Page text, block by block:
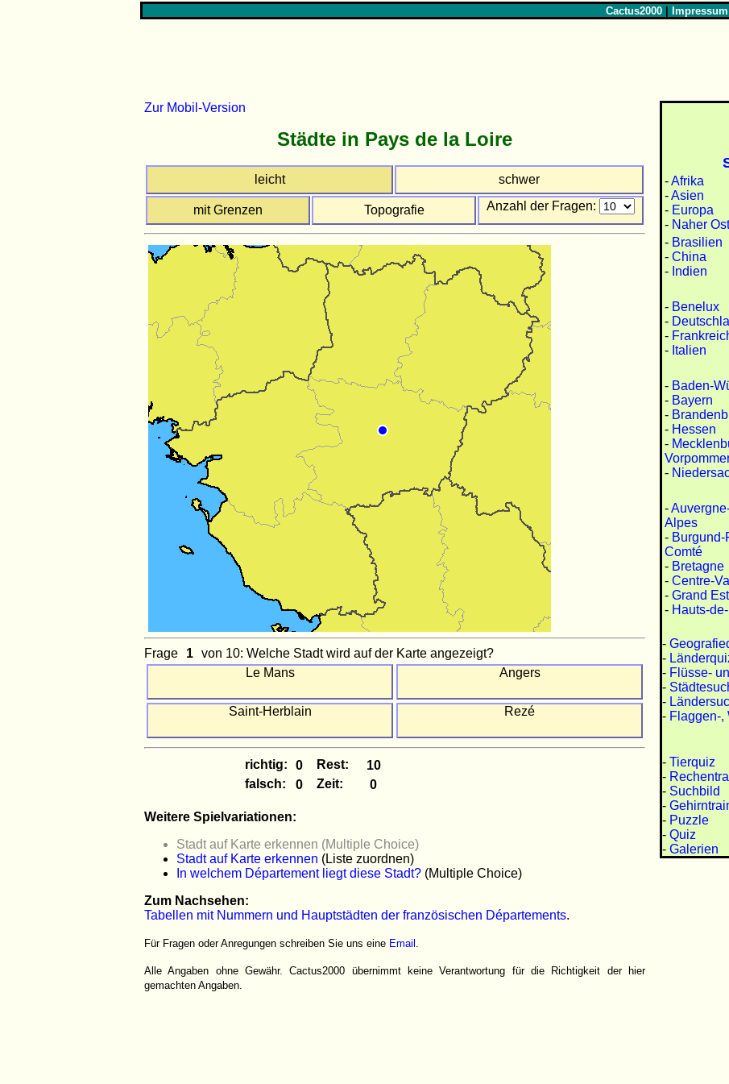
Cactus2000 |Impressum
Zur Mobil-Version
Städte in Pays de la Loire
leicht schwer
mit Grenzen Topografie Anzahl der Fragen:
Frage
von 10: Welche Stadt wird auf der Karte angezeigt?
Le Mans
Angers
Saint-Herblain Rezé
richtig:
Rest:
falsch:
Zeit:
Weitere Spielvariationen:
Stadt auf Karte erkennen (Multiple Choice)
Stadt auf Karte erkennen (Liste zuordnen)
In welchem Département liegt diese Stadt? (Multiple Choice)
Zum Nachsehen:
Tabellen mit Nummern und Hauptstädten der französischen Départements.
Für Fragen oder Anregungen schreiben Sie uns eine Email .
Alle Angaben ohne Gewähr. Cactus2000 übernimmt keine Verantwortung für die Richtigkeit der hier
gemachten Angaben.
-Afrika
-Asien
- Europa
- Naher
- Brasilien
- China
- Indien
- Benelux
-
-
- Italien
- Baden-
- Bayern
-
- Hessen
-
-
-
Alpes
- Burgund-
Comté
- Bretagne
- Centre-
- Grand Est
- Hauts-
-
-
- Flüsse-
-
-
- Flaggen-,
- Tierquiz
-
- Suchbild
-
- Puzzle
- Quiz
- Galerien